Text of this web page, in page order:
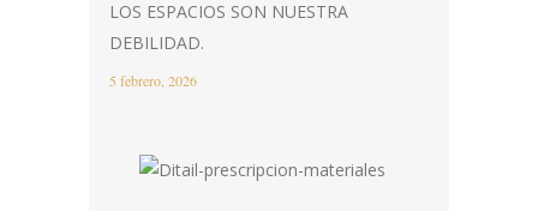
LOS ESPACIOS SON NUESTRA
DEBILIDAD.
5 febrero, 2026